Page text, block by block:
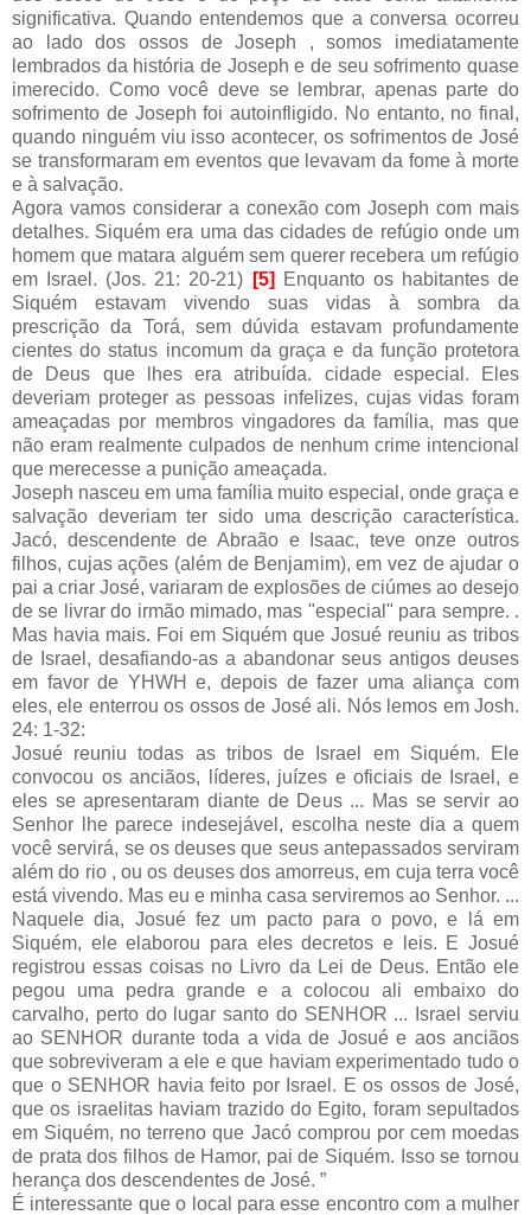
significativa. Quando entendemos que a conversa ocorreu
ao lado dos ossos de Joseph , somos imediatamente
lembrados da história de Joseph e de seu sofrimento quase
imerecido. Como você deve se lembrar, apenas parte do
sofrimento de Joseph foi autoinfligido. No entanto, no final,
quando ninguém viu isso acontecer, os sofrimentos de José
se transformaram em eventos que levavam da fome à morte
e à salvação.
Agora vamos considerar a conexão com Joseph com mais
detalhes. Siquém era uma das cidades de refúgio onde um
homem que matara alguém sem querer recebera um refúgio
em Israel. (Jos. 21: 20-21)
[5] Enquanto os habitantes de
Siquém estavam vivendo suas vidas à sombra da
prescrição da Torá, sem dúvida estavam profundamente
cientes do status incomum da graça e da função protetora
de Deus que lhes era atribuída. cidade especial. Eles
deveriam proteger as pessoas infelizes, cujas vidas foram
ameaçadas por membros vingadores da família, mas que
não eram realmente culpados de nenhum crime intencional
que merecesse a punição ameaçada.
Joseph nasceu em uma família muito especial, onde graça e
salvação deveriam ter sido uma descrição característica.
Jacó, descendente de Abraão e Isaac, teve onze outros
filhos, cujas ações (além de Benjamim), em vez de ajudar o
pai a criar José, variaram de explosões de ciúmes ao desejo
de se livrar do irmão mimado, mas "especial" para sempre. .
Mas havia mais. Foi em Siquém que Josué reuniu as tribos
de Israel, desafiando-as a abandonar seus antigos deuses
em favor de YHWH e, depois de fazer uma aliança com
eles, ele enterrou os ossos de José ali. Nós lemos em Josh.
24: 1-32:
Josué reuniu todas as tribos de Israel em Siquém. Ele
convocou os anciãos, líderes, juízes e oficiais de Israel, e
eles se apresentaram diante de Deus ... Mas se servir ao
Senhor lhe parece indesejável, escolha neste dia a quem
você servirá, se os deuses que seus antepassados ​​serviram
além do rio , ou os deuses dos amorreus, em cuja terra você
está vivendo. Mas eu e minha casa serviremos ao Senhor. ...
Naquele dia, Josué fez um pacto para o povo, e lá em
Siquém, ele elaborou para eles decretos e leis. E Josué
registrou essas coisas no Livro da Lei de Deus. Então ele
pegou uma pedra grande e a colocou ali embaixo do
carvalho, perto do lugar santo do SENHOR ... Israel serviu
ao SENHOR durante toda a vida de Josué e aos anciãos
que sobreviveram a ele e que haviam experimentado tudo o
que o SENHOR havia feito por Israel. E os ossos de José,
que os israelitas haviam trazido do Egito, foram sepultados
em Siquém, no terreno que Jacó comprou por cem moedas
de prata dos filhos de Hamor, pai de Siquém. Isso se tornou
herança dos descendentes de José. ”
É interessante que o local para esse encontro com a mulher